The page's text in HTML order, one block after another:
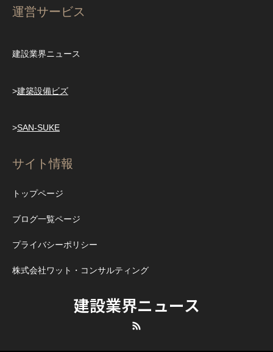
運営サービス
建設業界ニュース
>建築設備ビズ
>SAN-SUKE
サイト情報
トップページ
ブログ一覧ページ
プライバシーポリシー
株式会社ワット・コンサルティング
建設業界ニュース